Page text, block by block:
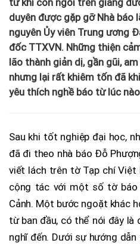
duyên được gặp gỡ Nhà báo
nguyên Ủy viên Trung ương
đốc TTXVN. Những thiện
lão thành giản dị, gần gũi,
nhưng lại rất khiêm tốn đã
yêu thích nghề báo từ lúc
Sau khi tốt nghiệp đại học,
đã đi theo nhà báo Đỗ
viết lách trên tờ Tạp chí Việt
cộng tác với một số tờ
Cảnh. Một bước ngoặt khác
từ ban đầu, có thể nói đây là
nghĩ đến. Dưới sự hướng